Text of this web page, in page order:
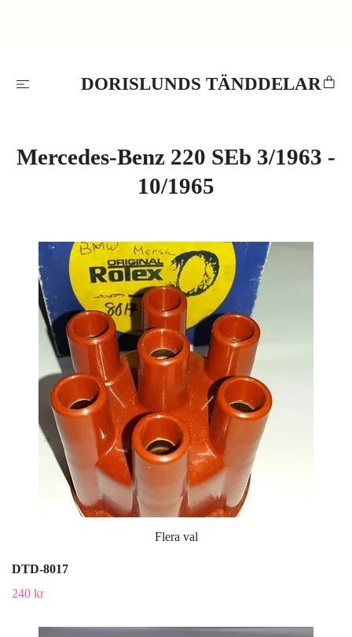
DORISLUNDS TÄNDDELAR
Mercedes-Benz 220 SEb 3/1963 -
10/1965
Flera val
DTD-8017
240 kr